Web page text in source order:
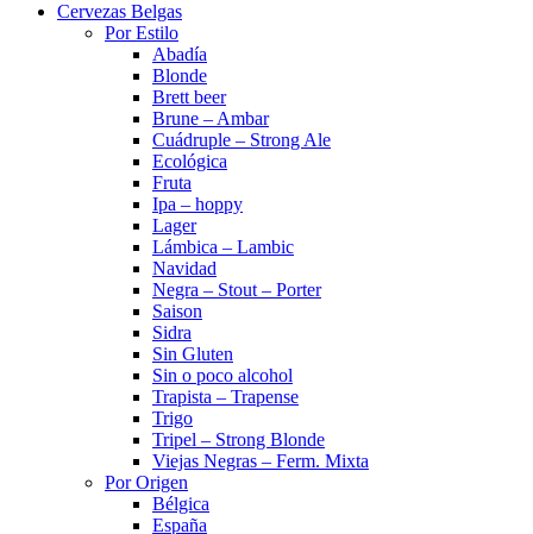
Cervezas Belgas
Por Estilo
Abadía
Blonde
Brett beer
Brune – Ambar
Cuádruple – Strong Ale
Ecológica
Fruta
Ipa – hoppy
Lager
Lámbica – Lambic
Navidad
Negra – Stout – Porter
Saison
Sidra
Sin Gluten
Sin o poco alcohol
Trapista – Trapense
Trigo
Tripel – Strong Blonde
Viejas Negras – Ferm. Mixta
Por Origen
Bélgica
España